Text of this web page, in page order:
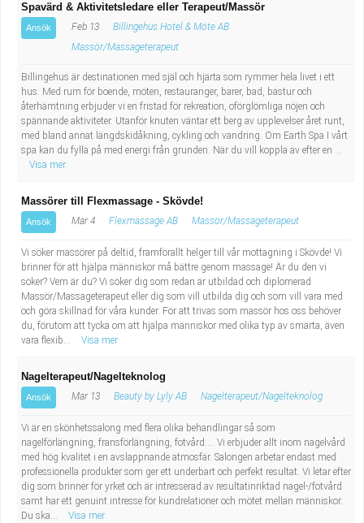
Spavärd & Aktivitetsledare eller Terapeut/Massör
Ansök Feb 13
Billingehus Hotel & Möte AB
Massör/Massageterapeut
Billingehus är destinationen med själ och hjärta som rymmer hela livet i ett
hus. Med rum för boende, möten, restauranger, barer, bad, bastur och
återhämtning erbjuder vi en fristad för rekreation, oförglömliga nöjen och
spännande aktiviteter. Utanför knuten väntar ett berg av upplevelser året runt,
med bland annat längdskidåkning, cykling och vandring. Om Earth Spa I vårt
spa kan du fylla på med energi från grunden. När du vill koppla av efter en ...
Visa mer
Massörer till Flexmassage - Skövde!
Ansök Mar 4 Flexmassage AB Massör/Massageterapeut
Vi söker massörer på deltid, framförallt helger till vår mottagning i Skövde! Vi
brinner för att hjälpa människor må bättre genom massage! Är du den vi
söker? Vem är du? Vi söker dig som redan är utbildad och diplomerad
Massör/Massageterapeut eller dig som vill utbilda dig och som vill vara med
och göra skillnad för våra kunder. För att trivas som massör hos oss behöver
du, förutom att tycka om att hjälpa människor med olika typ av smärta, även
vara flexib...
Visa mer
Nagelterapeut/Nagelteknolog
Ansök Mar 13 Beauty by Lyly AB Nagelterapeut/Nagelteknolog
Vi är en skönhetssalong med flera olika behandlingar så som
nagelförlängning, fransförlängning, fotvård.... Vi erbjuder allt inom nagelvård
med hög kvalitet i en avslappnande atmosfär. Salongen arbetar endast med
professionella produkter som ger ett underbart och perfekt resultat. Vi letar efter
dig som brinner för yrket och är intresserad av resultatinriktad nagel-/fotvård
samt har ett genuint intresse för kundrelationer och mötet mellan människor.
Du ska...
Visa mer